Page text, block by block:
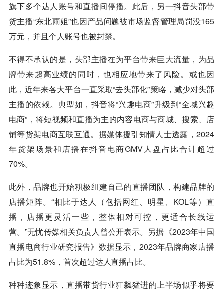
旗下多个达人账号和直播间停播。此后，另一抖音头部带
货主播“东北雨姐”也因产品问题被市场监督管理局罚没165
万元，并且个人账号也被封禁。
不得不承认的是，头部主播在为平台带来巨大流量，为品
牌带来超高业绩的同时，也相应地带来了风险。或也因
此，近年来各大平台一直采取“去头部化”策略，减少对头部
主播的依赖。典型如，抖音将“兴趣电商”升级到“全域兴趣
电商”，将短视频和直播为主的内容电商与商城、搜索、店
铺等货架电商互联互通。据媒体援引知情人士透露，2024
年货架场景和店播在抖音电商GMV大盘占比合计超过
70%。
此外，品牌也开始积极组建自己的直播团队，构建品牌的
店播矩阵。“相比于达人（包括网红、明星、KOL等）直
播，店播更灵活一些，整体相对可控，更适合长线运
营。”无忧传媒相关负责人曾公开表示。另据《2023年中国
直播电商行业研究报告》数据显示，2023年品牌商家店播
占比为51.8%，首次超过达人直播占比。
种种迹象显示，直播带货行业狂飙猛进的上半场似乎将要